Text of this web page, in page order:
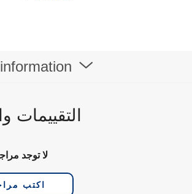
التقييمات
لا توجد
اكتب